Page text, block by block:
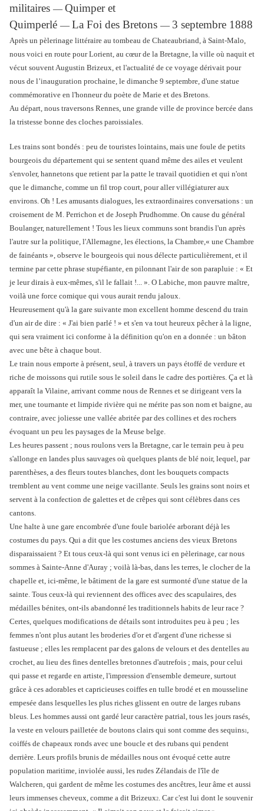
militaires ― Quimper et
Quimperlé ― La Foi des Bretons ― 3 septembre 1888
Après un pèlerinage littéraire au tombeau de Chateaubriand, à Saint-Malo,
nous voici en route pour Lorient, au cœur de la Bretagne, la ville où naquit et
vécut souvent Augustin Brizeux, et l'actualité de ce voyage dérivait pour
nous de l’inauguration prochaine, le dimanche 9 septembre, d'une statue
commémorative en l'honneur du poète de Marie et des Bretons.
Au départ, nous traversons Rennes, une grande ville de province bercée dans
la tristesse bonne des cloches paroissiales.
Les trains sont bondés : peu de touristes lointains, mais une foule de petits
bourgeois du département qui se sentent quand même des ailes et veulent
s'envoler, hannetons que retient par la patte le travail quotidien et qui n'ont
que le dimanche, comme un fil trop court, pour aller villégiaturer aux
environs. Oh ! Les amusants dialogues, les extraordinaires conversations : un
croisement de M. Perrichon et de Joseph Prudhomme. On cause du général
Boulanger, naturellement ! Tous les lieux communs sont brandis l'un après
l'autre sur la politique, l'Allemagne, les élections, la Chambre,« une Chambre
de fainéants », observe le bourgeois qui nous délecte particulièrement, et il
termine par cette phrase stupéfiante, en pilonnant l'air de son parapluie : « Et
je leur dirais à eux-mêmes, s'il le fallait !... ». O Labiche, mon pauvre maître,
voilà une force comique qui vous aurait rendu jaloux.
Heureusement qu'à la gare suivante mon excellent homme descend du train
d'un air de dire : « J'ai bien parlé ! » et s'en va tout heureux pêcher à la ligne,
qui sera vraiment ici conforme à la définition qu'on en a donnée : un bâton
avec une bête à chaque bout.
Le train nous emporte à présent, seul, à travers un pays étoffé de verdure et
riche de moissons qui rutile sous le soleil dans le cadre des portières. Ça et là
apparaît la Vilaine, arrivant comme nous de Rennes et se dirigeant vers la
mer, une tournante et limpide rivière qui ne mérite pas son nom et baigne, au
contraire, avec joliesse une vallée abritée par des collines et des rochers
évoquant un peu les paysages de la Meuse belge.
Les heures passent ; nous roulons vers la Bretagne, car le terrain peu à peu
s'allonge en landes plus sauvages où quelques plants de blé noir, lequel, par
parenthèses, a des fleurs toutes blanches, dont les bouquets compacts
tremblent au vent comme une neige vacillante. Seuls les grains sont noirs et
servent à la confection de galettes et de crêpes qui sont célèbres dans ces
cantons.
Une halte à une gare encombrée d'une foule bariolée arborant déjà les
costumes du pays. Qui a dit que les costumes anciens des vieux Bretons
disparaissaient ? Et tous ceux-là qui sont venus ici en pèlerinage, car nous
sommes à Sainte-Anne d'Auray ; voilà là-bas, dans les terres, le clocher de la
chapelle et, ici-même, le bâtiment de la gare est surmonté d'une statue de la
sainte. Tous ceux-là qui reviennent des offices avec des scapulaires, des
médailles bénites, ont-ils abandonné les traditionnels habits de leur race ?
Certes, quelques modifications de détails sont introduites peu à peu ; les
femmes n'ont plus autant les broderies d'or et d'argent d'une richesse si
fastueuse ; elles les remplacent par des galons de velours et des dentelles au
crochet, au lieu des fines dentelles bretonnes d'autrefois ; mais, pour celui
qui passe et regarde en artiste, l'impression d'ensemble demeure, surtout
grâce à ces adorables et capricieuses coiffes en tulle brodé et en mousseline
empesée dans lesquelles les plus riches glissent en outre de larges rubans
bleus. Les hommes aussi ont gardé leur caractère patrial, tous les jours rasés,
la veste en velours pailletée de boutons clairs qui sont comme des sequins1
coiffés de chapeaux ronds avec une boucle et des rubans qui pendent
derrière. Leurs profils brunis de médailles nous ont évoqué cette autre
population maritime, inviolée aussi, les rudes Zélandais de l'île de
Walcheren, qui gardent de même les costumes des ancêtres, leur âme et aussi
leurs immenses cheveux, comme a dit Brizeux2
. Car c'est lui dont le souvenir